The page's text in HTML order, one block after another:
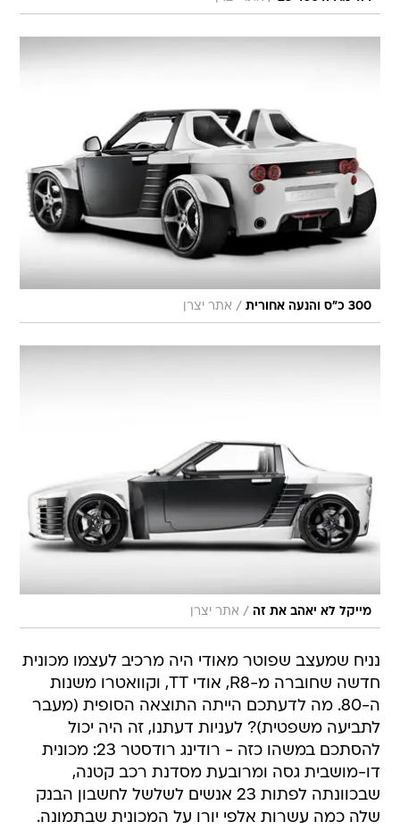
300 כ"ס והנעה אחורית / אתר יצרן
מייקל לא יאהב את זה / אתר יצרן
נניח שמעצב שפוטר מאודי היה מרכיב לעצמו מכונית
חדשה שחוברה מ-R8, אודי TT, וקוואטרו משנות
ה-80. מה לדעתכם הייתה התוצאה הסופית (מעבר
לתביעה משפטית)? לעניות דעתנו, זה היה יכול
להסתכם במשהו כזה - רודינג רודסטר 23: מכונית
דו-מושבית גסה ומרובעת מסדנת רכב קטנה,
שבכוונתה לפתות 23 אנשים לשלשל לחשבון הבנק
שלה כמה עשרות אלפי יורו על המכונית שבתמונה.